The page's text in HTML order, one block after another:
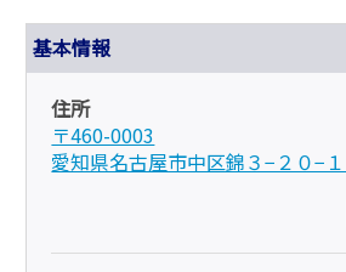
基本情報
住所
〒460-0003
愛知県名古屋市中区錦３−２０−